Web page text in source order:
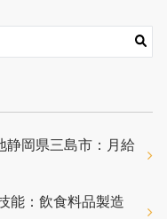
岡県三島市：月給
能：飲食料品製造